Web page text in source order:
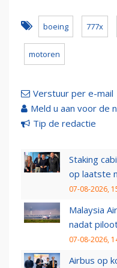
boeing 777x
motoren
Verstuur per e-mail
Meld u aan voor de
Tip de redactie
Staking
op laatste
07-08-2026,
Malaysia
nadat
07-08-2026,
Airbus op